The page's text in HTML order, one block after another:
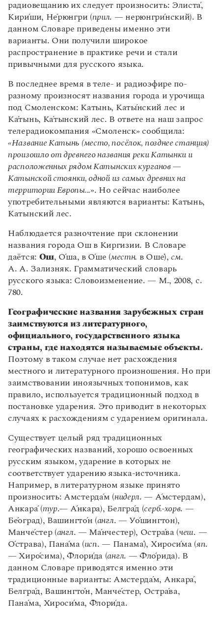
радиовещанию их следует произносить: Элиста́,
Кири́ши, Не́рюнгри (прил. — нерюнгри́нский). В
данном Словаре приведены именно эти
варианты. Они получили широкое
распространение в практике речи и стали
привычными для русского языка.
В последнее время в теле- и радиоэфире по-
разному произносят названия города и урочища
под Смоленском: Катынь, Каты́нский лес и
Ка́тынь, Ка́тынский лес. В ответе на наш запрос
телерадиокомпания «Смоленск» сообщила:
«Название Катынь (место, посёлок, позднее станция)
произошло от древнего названия реки Катынки и
расположенных рядом Катынских курганов —
Катынской стоянки, одной из самых древних на
территории Европы...». Но сейчас наиболее
употребительными являются варианты: Катынь,
Катынский лес.
Наблюдается разночтение при склонении
названия города Ош в Киргизии. В Словаре
даётся: Ош, О́ша, в О́ше (местн. в Оше́), см.
А. А. Зализняк. Грамматический словарь
русского языка: Словоизменение. — М., 2008, с.
780.
Географические названия зарубежных стран
заимствуются из литературного,
официального, государственного языка
страны, где находятся называемые объекты.
Поэтому в таком случае нет расхождения
местного и литературного произношения. Но при
заимствовании иноязычных топонимов, как
правило, используется традиционный подход в
постановке ударения. Это приводит в некоторых
случаях к расхождениям с ударением оригинала.
Существует целый ряд традиционных
географических названий, хорошо освоенных
русским языком, ударение в которых не
соответствует ударению языка-источника.
Например, в литературном языке принято
произносить: Амстерда́м (нидерл. — А́мстердам),
Анкара́(тур.— А́нкара), Белгра́д (серб.-хорв. —
Бе́оград), Вашингто́н (англ. — Уо́шингтон),
Манче́стер (англ. — Ма́нчестер), Остра́ва (чеш. —
О́страва), Пана́ма (исп. — Панама́), Хироси́ма (яп.
— Хиро́сима), Флори́да (англ. — Фло́рида). В
данном Словаре приводятся именно эти
традиционные варианты: Амстерда́м, Анкара́,
Белгра́д, Вашингто́н, Манче́стер, Остра́ва,
Пана́ма, Хироси́ма, Флори́да.